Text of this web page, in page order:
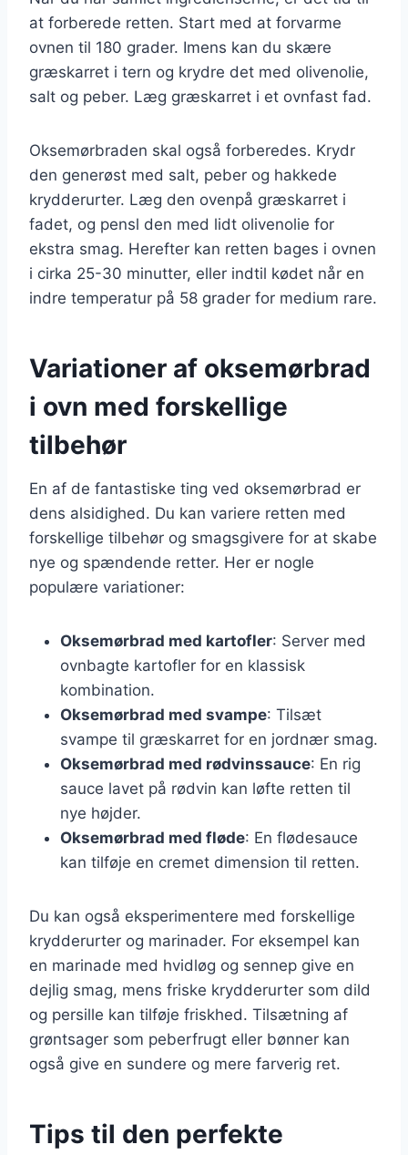
at forberede retten. Start med at forvarme
ovnen til 180 grader. Imens kan du skære
græskarret i tern og krydre det med olivenolie,
salt og peber. Læg græskarret i et ovnfast fad.
Oksemørbraden skal også forberedes. Krydr
den generøst med salt, peber og hakkede
krydderurter. Læg den ovenpå græskarret i
fadet, og pensl den med lidt olivenolie for
ekstra smag. Herefter kan retten bages i ovnen
i cirka 25-30 minutter, eller indtil kødet når en
indre temperatur på 58 grader for medium rare.
Variationer af oksemørbrad
i ovn med forskellige
tilbehør
En af de fantastiske ting ved oksemørbrad er
dens alsidighed. Du kan variere retten med
forskellige tilbehør og smagsgivere for at skabe
nye og spændende retter. Her er nogle
populære variationer:
Oksemørbrad med kartofler: Server med
ovnbagte kartofler for en klassisk
kombination.
Oksemørbrad med svampe: Tilsæt
svampe til græskarret for en jordnær smag.
Oksemørbrad med rødvinssauce: En rig
sauce lavet på rødvin kan løfte retten til
nye højder.
Oksemørbrad med fløde: En flødesauce
kan tilføje en cremet dimension til retten.
Du kan også eksperimentere med forskellige
krydderurter og marinader. For eksempel kan
en marinade med hvidløg og sennep give en
dejlig smag, mens friske krydderurter som dild
og persille kan tilføje friskhed. Tilsætning af
grøntsager som peberfrugt eller bønner kan
også give en sundere og mere farverig ret.
Tips til den perfekte